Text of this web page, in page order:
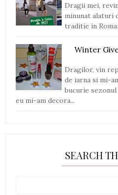
Dragii mei,
minunat alaturi
traditie in
Winter
Dragilor, vin
de iarna si mi-
bucurie
eu mi-am decora...
SEARCH